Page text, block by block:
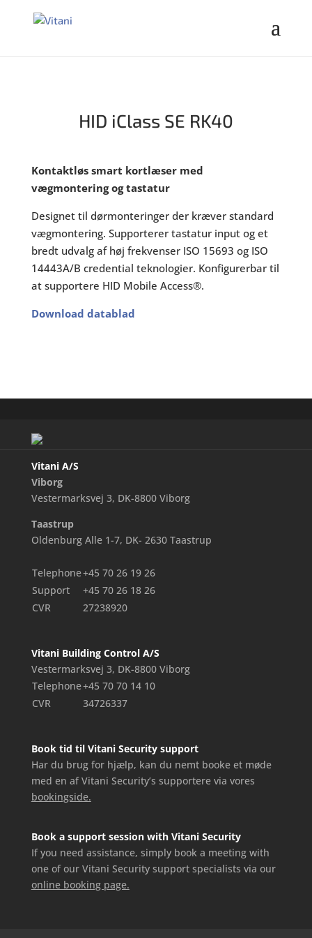
HID iClass SE RK40
Kontaktløs smart kortlæser med
vægmontering og tastatur
Designet til dørmonteringer der kræver standard
vægmontering. Supporterer tastatur input og et
bredt udvalg af høj frekvenser ISO 15693 og ISO
14443A/B credential teknologier. Konfigurerbar til
at supportere HID Mobile Access®.
Download datablad
Vitani A/S
Viborg
Vestermarksvej 3, DK-8800 Viborg
Taastrup
Oldenburg Alle 1-7, DK- 2630 Taastrup
Telephone+45 70 26 19 26
Support
+45 70 26 18 26
CVR
27238920
Vitani Building Control A/S
Vestermarksvej 3, DK-8800 Viborg
Telephone+45 70 70 14 10
CVR
34726337
Book tid til Vitani Security support
Har du brug for hjælp, kan du nemt booke et møde
med en af Vitani Security’s supportere via vores
bookingside.
Book a support session with Vitani Security
If you need assistance, simply book a meeting with
one of our Vitani Security support specialists via our
online booking page.